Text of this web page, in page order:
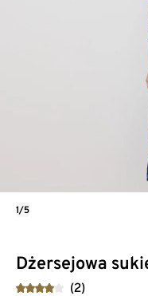
Dżersejowa
(2)
1/5